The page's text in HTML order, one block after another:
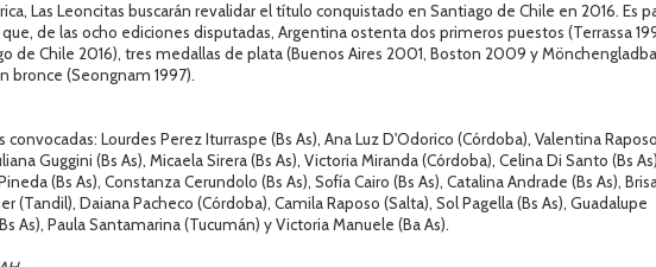
Las Leoncitas buscarán revalidar el título conquistado en Santiago de Chile en 2016. Es
de las ocho ediciones disputadas, Argentina ostenta dos primeros puestos (Terrassa
de Chile 2016), tres medallas de plata (Buenos Aires 2001, Boston 2009 y
bronce (Seongnam 1997).
convocadas: Lourdes Perez Iturraspe (Bs As), Ana Luz D'Odorico (Córdoba), Valentina Raposo
Guggini (Bs As), Micaela Sirera (Bs As), Victoria Miranda (Córdoba), Celina Di Santo (Bs
(Bs As), Constanza Cerundolo (Bs As), Sofía Cairo (Bs As), Catalina Andrade (Bs As),
(Tandil), Daiana Pacheco (Córdoba), Camila Raposo (Salta), Sol Pagella (Bs As), Guadalupe
As), Paula Santamarina (Tucumán) y Victoria Manuele (Ba As).